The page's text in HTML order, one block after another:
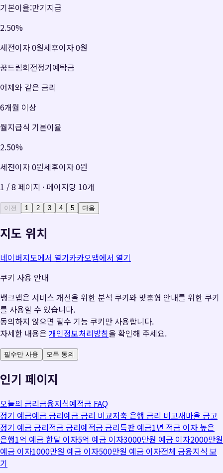
기본이율:만기지급
2.50%
세전이자0원세후이자0원
꿈드림회전정기예탁금
어제와 같은 금리
6개월 이상
월지급식 기본이율
2.50%
세전이자0원세후이자0원
1 /8 페이지 · 페이지당 10개
이전 1 2 3 4 5 다음
지도 위치
네이버지도에서 열기카카오맵에서 열기
쿠키 사용 안내
뱅크맵은 서비스 개선을 위한 분석 쿠키와 맞춤형 안내를 위한 쿠키
를 사용할 수 있습니다.
동의하지 않으면 필수 기능 쿠키만 사용합니다.
자세한 내용은 개인정보처리방침을 확인해 주세요.
필수만 사용 모두 동의
인기 페이지
오늘의 금리금융지식예적금 FAQ
정기 예금예금 금리예금 금리 비교저축 은행 금리 비교새마을 금고
정기 예금 금리적금 금리예적금 금리특판 예금1년 적금 이자 높은
은행1억 예금 한달 이자5억 예금 이자3000만원 예금 이자2000만원
예금 이자1000만원 예금 이자500만원 예금 이자전체 금융지식 보
기